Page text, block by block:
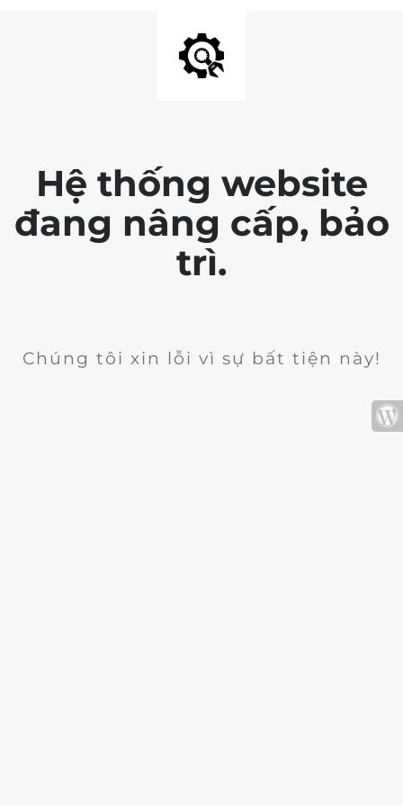
Hệ thống website
đang nâng cấp, bảo
trì.
Chúng tôi xin lỗi vì sự bất tiện này!